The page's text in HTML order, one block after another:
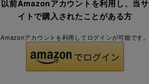
以前Amazonアカウントを利用し、当サ
イトで購入されたことがある方
Amazonアカウントを利用してログインが可能です。